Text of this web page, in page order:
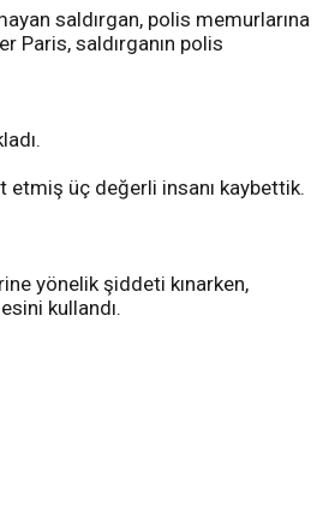
saldırgan, polis memurlarına
Paris, saldırganın polis
etmiş üç değerli insanı kaybettik.
yönelik şiddeti kınarken,
kullandı.